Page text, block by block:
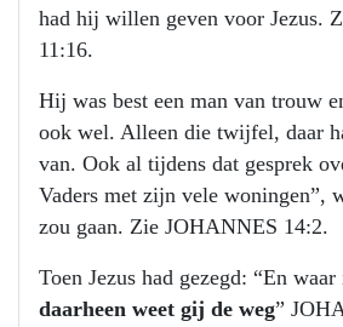
had hij willen geven voor Jezus.
11:16.
Hij was best een man van trouw
ook wel. Alleen die twijfel, daar
van. Ook al tijdens dat gesprek
Vaders met zijn vele woningen”,
zou gaan. Zie JOHANNES 14:2.
Toen Jezus had gezegd: “En
daarheen weet gij de weg”